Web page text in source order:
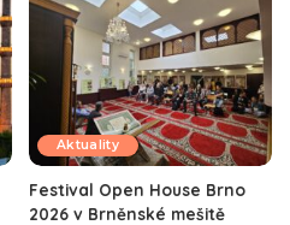
Aktuality
Festival Open House Brno
2026 v Brněnské mešitě